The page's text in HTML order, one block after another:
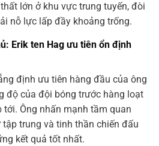
lớn ở khu vực trung tuyến, đòi
nỗ lực lấp đầy khoảng trống.
Erik ten Hag ưu tiên ổn định
định ưu tiên hàng đầu của ông
độ của đội bóng trước hàng loạt
Ông nhấn mạnh tầm quan
trung và tinh thần chiến đấu
kết quả tốt nhất.